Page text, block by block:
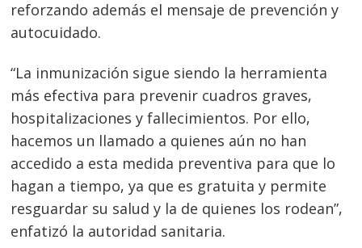
reforzando además el mensaje de prevención y
autocuidado.
“La inmunización sigue siendo la herramienta
más efectiva para prevenir cuadros graves,
hospitalizaciones y fallecimientos. Por ello,
hacemos un llamado a quienes aún no han
accedido a esta medida preventiva para que lo
hagan a tiempo, ya que es gratuita y permite
resguardar su salud y la de quienes los rodean”,
enfatizó la autoridad sanitaria.
de
entradas